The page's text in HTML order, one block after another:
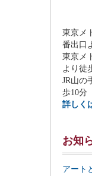
東京メ
番出口
東京メ
より徒
JR山
歩10分
詳しく
お知
アート